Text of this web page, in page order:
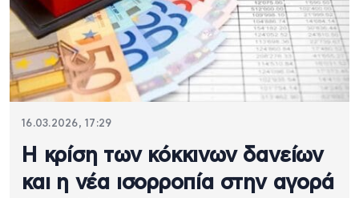
16.03.2026, 17:29
Η κρίση των κόκκινων δανείων
και η νέα ισορροπία στην αγορά